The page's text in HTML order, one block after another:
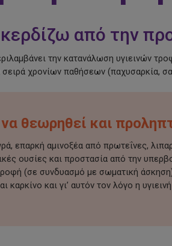
κερδίζω από την
την κατανάλωση υγιεινών
χρονίων παθήσεων (παχυσαρκία,
θεωρηθεί και
επαρκή αμινοξέα από πρωτεΐνες,
ουσίες και προστασία από την
(σε συνδυασμό με σωματική
και γι’ αυτόν τον λόγο η